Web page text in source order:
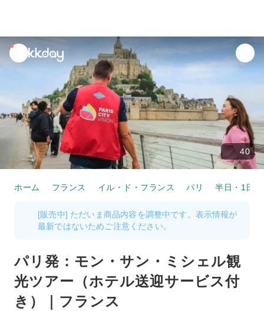
unread
notifications
40
ホーム フランス イル・ド・フランス パリ 半日・1日
[販売中] ただいま商品内容を調整中です。表示情報が
最新ではないためご注意ください。
パリ発：モン・サン・ミシェル観
光ツアー（ホテル送迎サービス付
き）｜フランス